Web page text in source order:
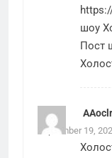
шоу
Пост
September 19,